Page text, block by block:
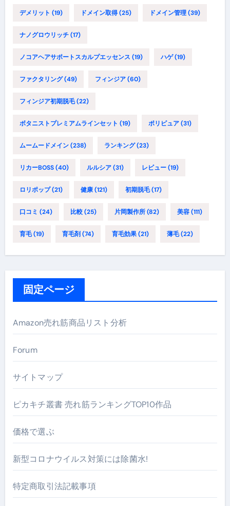
デメリット (19) ドメイン取得(25) ドメイン管理(39)
ナノグロウリッチ(17)
ノコアヘアサポートスカルプエッセンス (19) ハゲ(19)
ファクタリング(49) フィンジア(60)
フィンジア初期脱毛(22)
ボタニストプレミアムラインセット (19) ポリピュア(31)
ムームードメイン(238) ランキング(23)
リカーBOSS(40) ルルシア(31) レビュー(19)
ロリポップ(21) 健康(121) 初期脱毛(17)
口コミ (24) 比較(25) 片岡製作所(82) 美容(111)
育毛(19) 育毛剤(74) 育毛効果(21) 薄毛(22)
固定ページ
Amazon売れ筋商品リスト分析
Forum
サイトマップ
ピカキチ叢書 売れ筋ランキングTOP10作品
価格で選ぶ
新型コロナウイルス対策には除菌水!
特定商取引法記載事項